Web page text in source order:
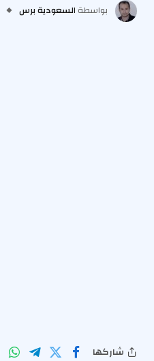
بواسطة السعودية برس
شاركها